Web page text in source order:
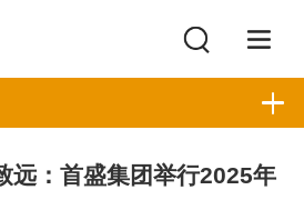
远：首盛集团举行2025年